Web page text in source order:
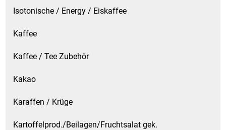
Isotonische / Energy / Eiskaffee
Kaffee
Kaffee / Tee Zubehör
Kakao
Karaffen / Krüge
Kartoffelprod./Beilagen/Fruchtsalat gek.